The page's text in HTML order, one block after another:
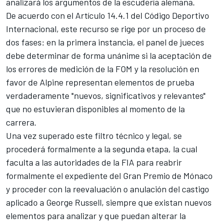
De acuerdo con el Artículo 14.4.1 del Código Deportivo
Internacional, este recurso se rige por un proceso de
dos fases: en la primera instancia, el panel de jueces
debe determinar de forma unánime si la aceptación de
los errores de medición de la FOM y la resolución en
favor de Alpine representan elementos de prueba
verdaderamente "nuevos, significativos y relevantes"
que no estuvieran disponibles al momento de la
carrera.
Una vez superado este filtro técnico y legal, se
procederá formalmente a la segunda etapa, la cual
faculta a las autoridades de la FIA para reabrir
formalmente el expediente del Gran Premio de Mónaco
y proceder con la reevaluación o anulación del castigo
aplicado a George Russell, siempre que existan nuevos
elementos para analizar y que puedan alterar la